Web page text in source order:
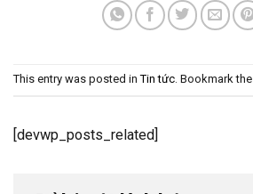
This entry was posted inTin tức. Bookmark the
[devwp_posts_related]